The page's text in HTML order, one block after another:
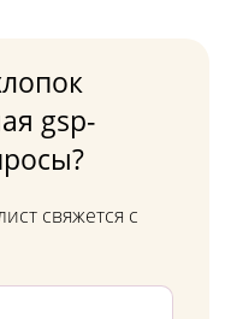
gsp-
свяжется с